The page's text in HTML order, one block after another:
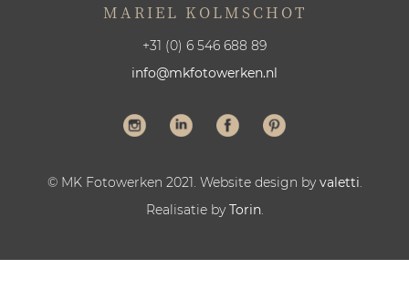
MARIEL KOLMSCHOT
+31 (0) 6 546 688 89
info@mkfotowerken.nl
© MK Fotowerken 2021. Website design byvaletti.
Realisatie byTorin.